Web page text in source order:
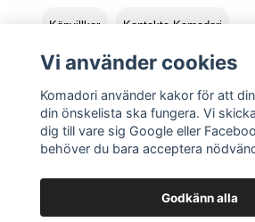
Köpvillkor Kontakta Komadori
Logga in Returer
Vi använder cookies
Komadori använder kakor för att
din önskelista ska fungera. Vi
dig till vare sig Google eller
behöver du bara acceptera
Godkänn alla